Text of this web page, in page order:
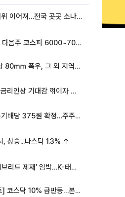
35도 안팎 무더위 이어져…전국 곳곳 소나기 [오늘 날씨]
[주간증시전망] 다음주 코스피 6000~7000⋯“外人 수급은 정책이 변수”
동해안은 시간당 80㎜ 폭우, 그 외 지역은 폭염…‘극과 극 날씨’
뉴욕증시, 연준 금리인상 기대감 꺾이자 상승...S&P500 사상 최고치 [종합]
SK하이닉스, 분기배당 375원 확정…주주환원책 9월로 앞당겨 발표
, 상승...나스닥 1.3% ↑
美 ‘232조 하이브리드 제재’ 임박…K-태양광, 불확실성 털고 날개 다나
[베스트&워스트] 코스닥 10% 급반등…본느, 최대주주 변경 기대에 270% 폭등